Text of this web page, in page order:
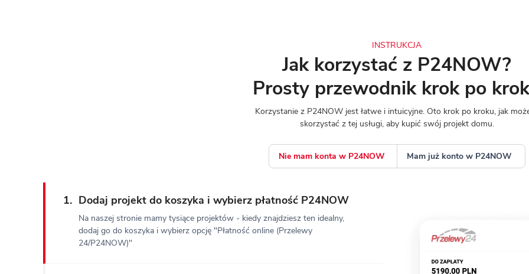
INSTRUKCJA
Jak korzystać z P24NOW?
Prosty przewodnik krok po
Korzystanie z P24NOW jest łatwe i intuicyjne. Oto krok po kroku, jak
skorzystać z tej usługi, aby kupić swój projekt domu.
Nie mam konta w P24NOW Mam już konto w P24NOW
1. Dodaj projekt do koszyka i wybierz płatność P24NOW
Na naszej stronie mamy tysiące projektów - kiedy znajdziesz ten idealny,
dodaj go do koszyka i wybierz opcję "Płatność online (Przelewy
24/P24NOW)"